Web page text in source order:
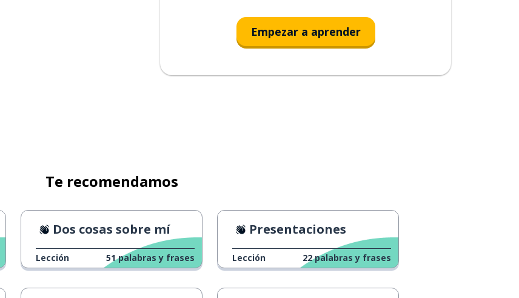
Empezar a aprender
Te recomendamos
Dos cosas sobre mí
Lección 51 palabras y frases
Presentaciones
Lección 22 palabras y frases